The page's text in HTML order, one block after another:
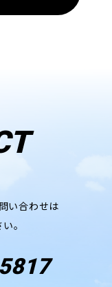
い合わせは
。